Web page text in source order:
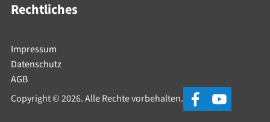
Rechtliches
Impressum
Datenschutz
AGB
Copyright © 2026. Alle Rechte vorbehalten.